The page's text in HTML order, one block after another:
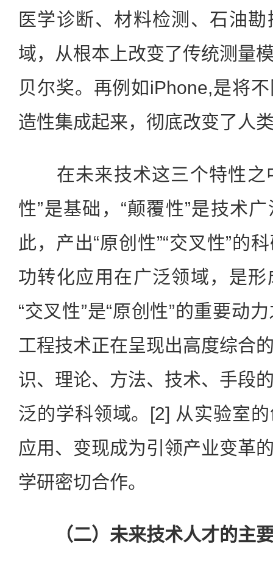
医学诊断、材料检测、石油
域，从根本上改变了传统测量
贝尔奖。再例如iPhone,是将
造性集成起来，彻底改变了人
在未来技术这三个特性之
性”是基础，“颠覆性”是技术
此，产出“原创性”“交叉性”的
功转化应用在广泛领域，是
“交叉性”是“原创性”的重要动
工程技术正在呈现出高度综合
识、理论、方法、技术、手段
泛的学科领域。[2] 从实验室
应用、变现成为引领产业变革
学研密切合作。
（二）未来技术人才的主